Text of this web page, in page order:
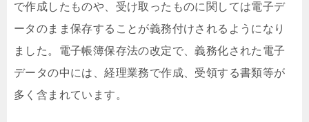
で作成したものや、受け取ったものに関しては電子デ
ータのまま保存することが義務付けされるようになり
ました。電子帳簿保存法の改定で、義務化された電子
データの中には、経理業務で作成、受領する書類等が
多く含まれています。